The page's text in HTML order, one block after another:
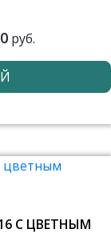
руб.
С ЦВЕТНЫМ